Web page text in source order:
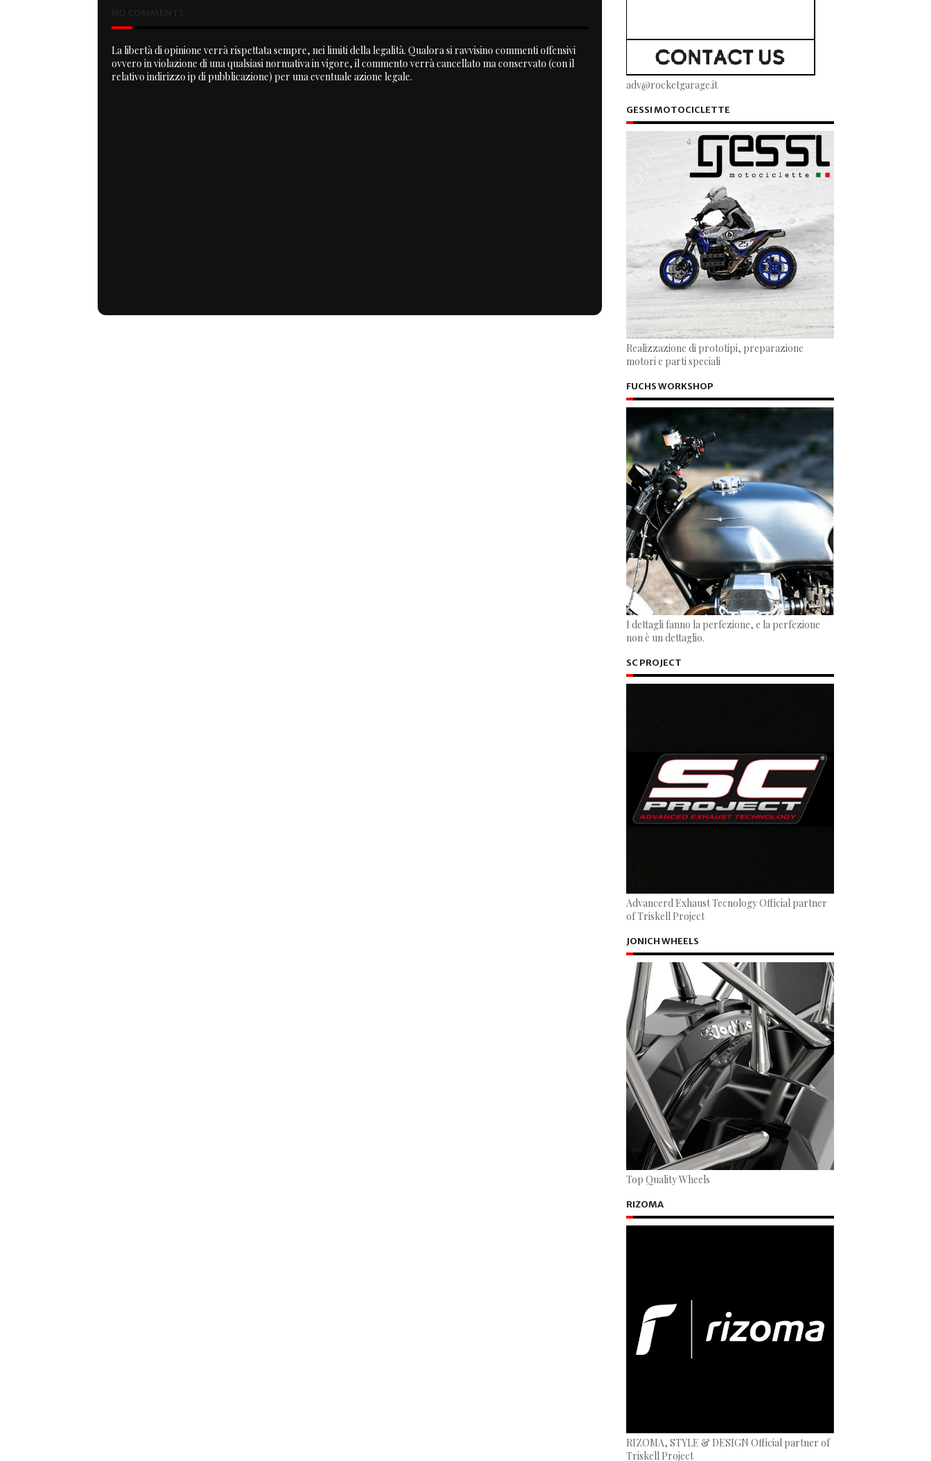
La libertà di opinione verrà rispettata sempre, nei limiti della legalità. Qualora si ravvisino commenti offensivi
ovvero in violazione di una qualsiasi normativa in vigore, il commento verrà cancellato ma conservato (con il
relativo indirizzo ip di pubblicazione) per una eventuale azione legale.
adv@rocketgarage.it
GESSI MOTOCICLETTE
Realizzazione di prototipi, preparazione
motori e parti speciali
FUCHS WORKSHOP
I dettagli fanno la perfezione, e la perfezione
non è un dettaglio.
SC PROJECT
Advancerd Exhaust Tecnology Official partner
of Triskell Project
JONICH WHEELS
Top Quality Wheels
RIZOMA
RIZOMA, STYLE & DESIGN Official partner of
Triskell Project